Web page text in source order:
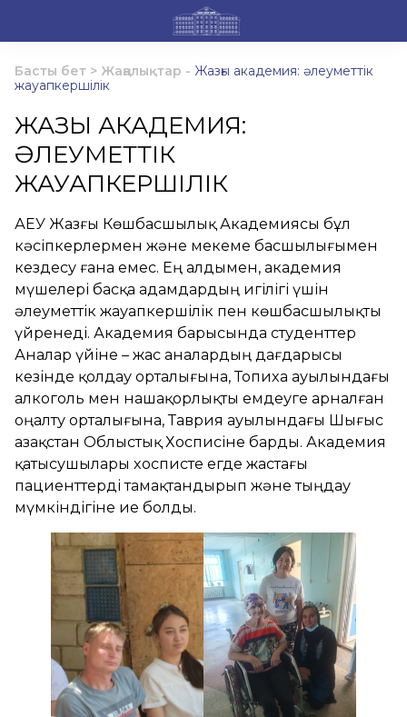
Басты бет > Жаңалықтар - Жазғы академия: әлеуметтік
жауапкершілік
ЖАЗҒЫ АКАДЕМИЯ:
ӘЛЕУМЕТТІК
ЖАУАПКЕРШІЛІК
ҚАЕУ Жазғы Көшбасшылық Академиясы бұл
кәсіпкерлермен және мекеме басшылығымен
кездесу ғана емес. Ең алдымен, академия
мүшелері басқа адамдардың игілігі үшін
әлеуметтік жауапкершілік пен көшбасшылықты
үйренеді. Академия барысында студенттер
Аналар үйіне – жас аналардың дағдарысы
кезінде қолдау орталығына, Топиха ауылындағы
алкоголь мен нашақорлықты емдеуге арналған
оңалту орталығына, Таврия ауылындағы Шығыс
Қазақстан Облыстық Хосписіне барды. Академия
қатысушылары хосписте егде жастағы
пациенттерді тамақтандырып және тыңдау
мүмкіндігіне ие болды.